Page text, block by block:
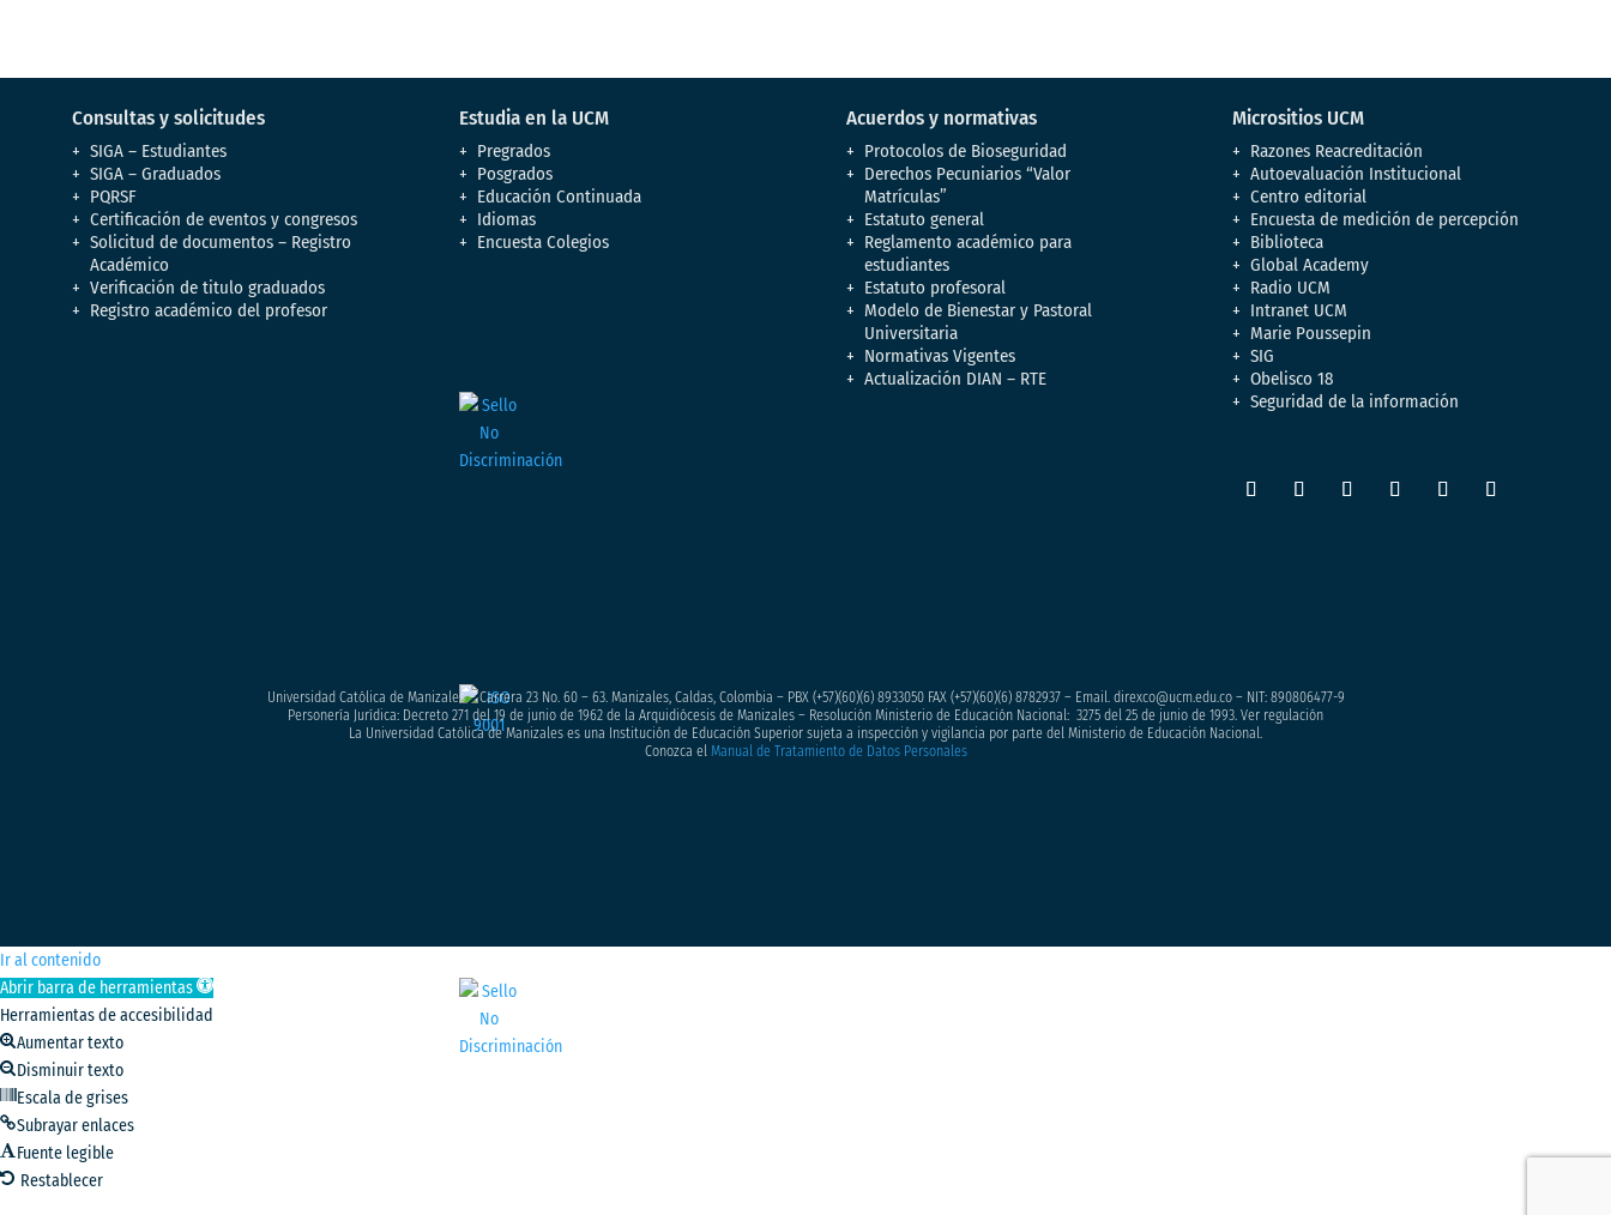
Consultas y solicitudes
SIGA – Estudiantes
SIGA – Graduados
PQRSF
Certificación de eventos y congresos
Solicitud de documentos – Registro
Académico
Verificación de titulo graduados
Registro académico del profesor
Estudia en la UCM
Pregrados
Posgrados
Educación Continuada
Idiomas
Encuesta Colegios
Acuerdos y normativas
Protocolos de Bioseguridad
Derechos Pecuniarios “Valor
Matrículas”
Estatuto general
Reglamento académico para
estudiantes
Estatuto profesoral
Modelo de Bienestar y Pastoral
Universitaria
Normativas Vigentes
Actualización DIAN – RTE
Micrositios UCM
Razones Reacreditación
Autoevaluación Institucional
Centro editorial
Encuesta de medición de percepción
Biblioteca
Global Academy
Radio UCM
Intranet UCM
Marie Poussepin
SIG
Obelisco 18
Seguridad de la información
Universidad Católica de Manizales – Carrera 23 No. 60 – 63. Manizales, Caldas, Colombia – PBX (+57)(60)(6) 8933050FAX (+57)(60)(6) 8782937 – Email. direxco@ucm.edu.co – NIT: 890806477-9
Personería Jurídica: Decreto 271 del 19 de junio de 1962 de la Arquidiócesis de Manizales – Resolución Ministerio de Educación Nacional: 3275 del 25 de junio de 1993. Ver regulación
La Universidad Católica de Manizales es una Institución de Educación Superior sujeta a inspección y vigilancia por parte del Ministerio de Educación Nacional.
Conozca el Manual de Tratamiento de Datos Personales
Ir al contenido
Abrir barra de herramientas
Herramientas de accesibilidad
Aumentar texto
Disminuir texto
Escala de grises
Subrayar enlaces
Fuente legible
Restablecer